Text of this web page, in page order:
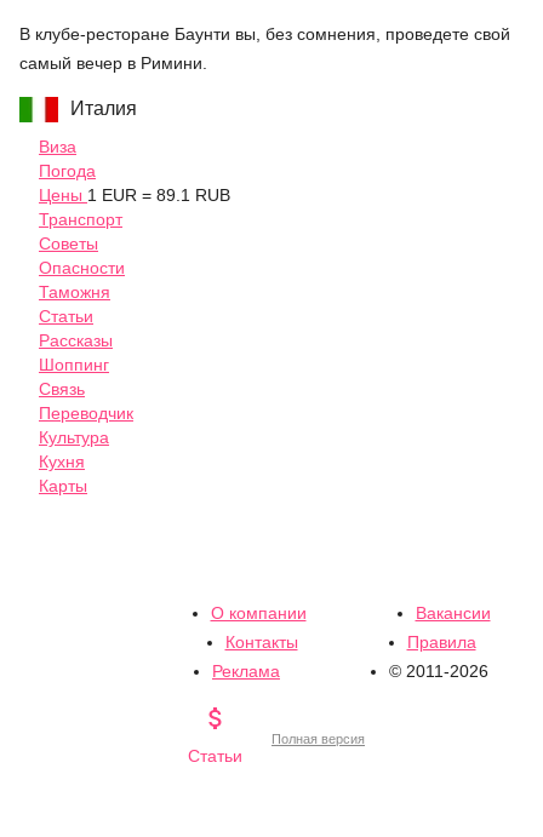
В клубе-ресторане Баунти вы, без сомнения, проведете свой
самый вечер в Римини.
Италия
Виза
Погода
Цены 1 EUR = 89.1 RUB
Транспорт
Советы
Опасности
Таможня
Статьи
Рассказы
Шоппинг
Связь
Переводчик
Культура
Кухня
Карты
О компании
Вакансии
Контакты
Правила
Реклама
© 2011-2026

Статьи
Полная версия